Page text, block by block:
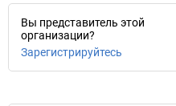
Вы представитель этой
организации?
Зарегистрируйтесь